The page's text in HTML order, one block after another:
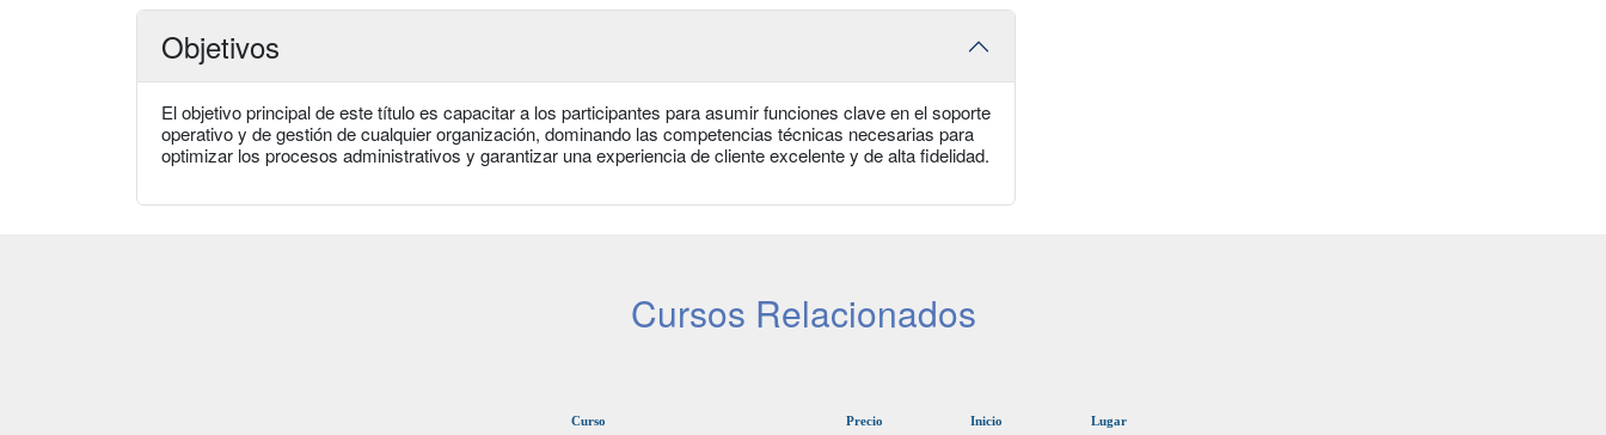
Objetivos
El objetivo principal de este título es capacitar a los participantes para asumir funciones clave en el soporte
operativo y de gestión de cualquier organización, dominando las competencias técnicas necesarias para
optimizar los procesos administrativos y garantizar una experiencia de cliente excelente y de alta fidelidad.
Cursos Relacionados
Curso Precio Inicio Lugar